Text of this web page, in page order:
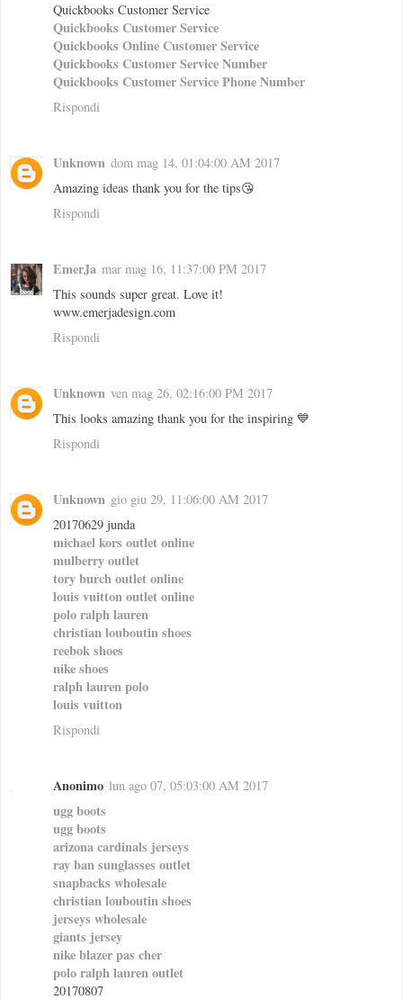
Quickbooks Customer Service
Quickbooks Customer Service
Quickbooks Online Customer Service
Quickbooks Customer Service Number
Quickbooks Customer Service Phone Number
Rispondi
Unknown dom mag 14, 01:04:00 AM 2017
Amazing ideas thank you for the tips😘
Rispondi
EmerJa mar mag 16, 11:37:00 PM 2017
This sounds super great. Love it!
www.emerjadesign.com
Rispondi
Unknown ven mag 26, 02:16:00 PM 2017
This looks amazing thank you for the inspiring 💙
Rispondi
Unknown gio giu 29, 11:06:00 AM 2017
20170629 junda
michael kors outlet online
mulberry outlet
tory burch outlet online
louis vuitton outlet online
polo ralph lauren
christian louboutin shoes
reebok shoes
nike shoes
ralph lauren polo
louis vuitton
Rispondi
Anonimo lun ago 07, 05:03:00 AM 2017
ugg boots
ugg boots
arizona cardinals jerseys
ray ban sunglasses outlet
snapbacks wholesale
christian louboutin shoes
jerseys wholesale
giants jersey
nike blazer pas cher
polo ralph lauren outlet
20170807